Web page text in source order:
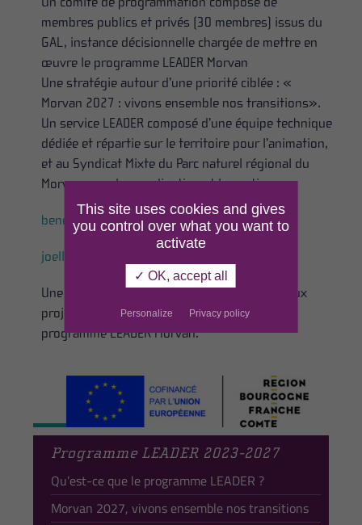
Programme LEADER 2023-2027
Qu’est-ce que le programme LEADER ?
Morvan 2027, vivons ensemble nos transitions
membres publics et privés (30 membres) issus du
GAL, instance décisionnelle chargée de mettre en
œuvre le programme LEADER Morvan
Une stratégie autour d’une priorité ciblée : «
Morvan 2027 : vivons ensemble nos transitions».
Un service LEADER composé d’une équipe technique
dédiée et répartie sur le territoire pour l’animation,
et au Syndicat Mixte du Parc naturel régional du
Morvan pour la coordination et la gestion.
benedicte.barret: chargée de mission LEADER
joelle.guillaume
Une enveloppe de 2 797 407 € sera allouée aux
projets s’inscrivant dans la stratégie du
programme LEADER Morvan.
This site uses cookies and gives
you control over what you want to
activate
✓ OK, accept all
Personalize Privacy policy